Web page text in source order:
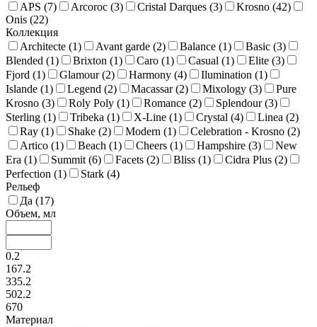
APS (7) Arcoroc (3) Cristal Darques (3) Krosno (42)
Onis (22)
Коллекция
Architecte (1) Avant garde (2) Balance (1) Basic (3)
Blended (1) Brixton (1) Caro (1) Casual (1) Elite (3)
Fjord (1) Glamour (2) Harmony (4) Ilumination (1)
Islande (1) Legend (2) Macassar (2) Mixology (3)
Pure
Krosno (3) Roly Poly (1) Romance (2) Splendour (3)
Sterling (1) Tribeka (1) X-Line (1) Crystal (4) Linea (2)
Ray (1) Shake (2) Modern (1) Celebration - Krosno (2)
Artico (1) Beach (1) Cheers (1) Hampshire (3)
New
Era (1) Summit (6) Facets (2) Bliss (1) Cidra Plus (2)
Perfection (1) Stark (4)
Рельеф
Да (17)
Объем, мл
0.2
167.2
335.2
502.2
670
Материал